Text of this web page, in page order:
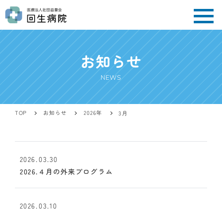
お知らせ
NEWS
TOP お知らせ 2026年 3月
2026.03.30
2026.４月の外来プログラム
2026.03.10